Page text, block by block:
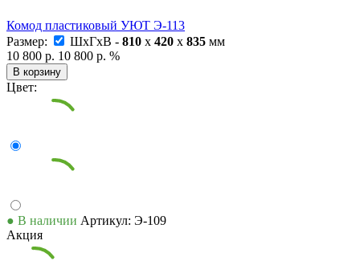
Комод пластиковый УЮТ Э-113
Размер:
ШxГxВ - 810 x 420 x 835 мм
10 800 р. 10 800 р. %
В корзину
Цвет:
● В наличии Артикул: Э-109
Акция